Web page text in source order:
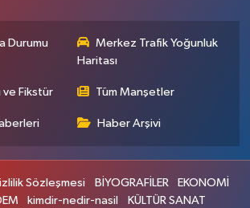
Durumu
Merkez Trafik Yoğunluk
Haritası
ve Fikstür Tüm Manşetler
Haber Arşivi
Sözleşmesi BİYOGRAFİLER
EKONOMİ
kimdir-nedir-nasil
KÜLTÜR SANAT